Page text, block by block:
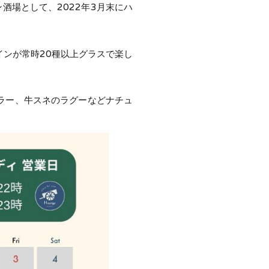
酒場として、2022年3月末にハ
が常時20種以上グラスで楽し
ー、牛スネのラグーなどナチュ